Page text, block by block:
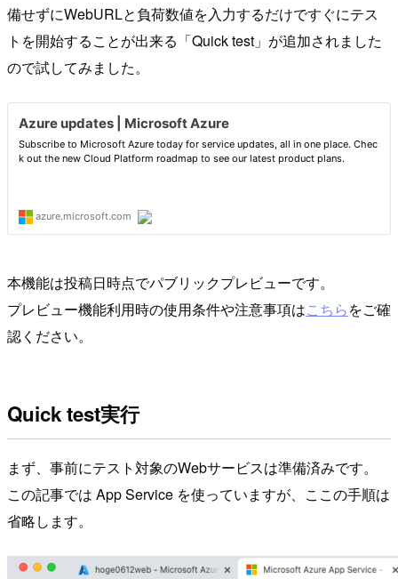
備せずにWebURLと負荷数値を入力するだけですぐにテス
トを開始することが出来る「Quick test」が追加されました
ので試してみました。
本機能は投稿日時点でパブリックプレビューです。
プレビュー機能利用時の使用条件や注意事項はこちらをご確
認ください。
Quick test実行
まず、事前にテスト対象のWebサービスは準備済みです。
この記事では App Service を使っていますが、ここの手順は
省略します。